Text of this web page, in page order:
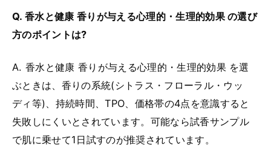
Q. 香水と健康 香りが与える心理的・生理的効果 の選び
方のポイントは?
A. 香水と健康 香りが与える心理的・生理的効果 を選
ぶときは、香りの系統(シトラス・フローラル・ウッ
ディ等)、持続時間、TPO、価格帯の4点を意識すると
失敗しにくいとされています。可能なら試香サンプル
で肌に乗せて1日試すのが推奨されています。